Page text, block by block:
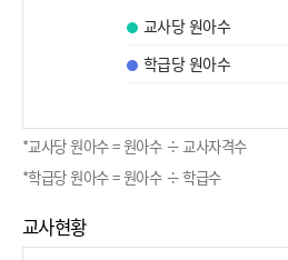
교사당 원아수
학급당 원아수
*교사당 원아수 = 원아수 ÷ 교사자격수
*학급당 원아수 = 원아수 ÷ 학급수
교사현황